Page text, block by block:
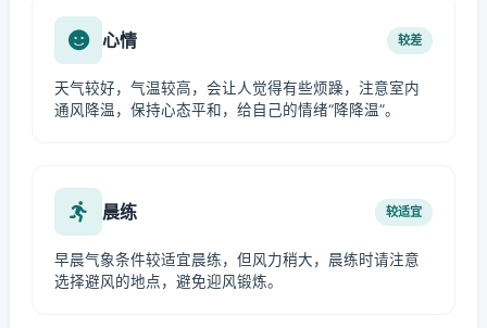
心情 较差
天气较好，气温较高，会让人觉得有些烦躁，注意室内
通风降温，保持心态平和，给自己的情绪“降降温”。
晨练 较适宜
早晨气象条件较适宜晨练，但风力稍大，晨练时请注意
选择避风的地点，避免迎风锻炼。